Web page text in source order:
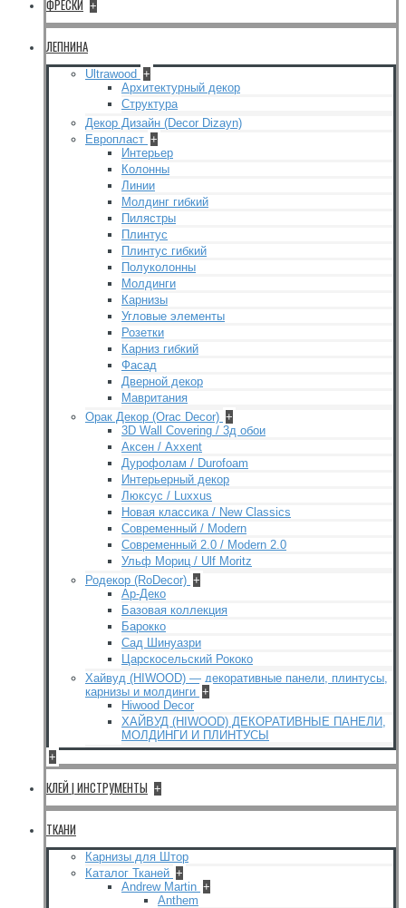
ФРЕСКИ +
ЛЕПНИНА
Ultrawood +
Архитектурный декор
Структура
Декор Дизайн (Decor Dizayn)
Европласт +
Интерьер
Колонны
Линии
Молдинг гибкий
Пилястры
Плинтус
Плинтус гибкий
Полуколонны
Молдинги
Карнизы
Угловые элементы
Розетки
Карниз гибкий
Фасад
Дверной декор
Мавритания
Орак Декор (Orac Decor) +
3D Wall Covering / 3д обои
Аксен / Axxent
Дурофолам / Durofoam
Интерьерный декор
Люксус / Luxxus
Новая классика / New Classics
Современный / Modern
Современный 2.0 / Modern 2.0
Ульф Мориц / Ulf Moritz
Родекор (RoDecor) +
Ар-Деко
Базовая коллекция
Барокко
Сад Шинуазри
Царскосельский Рококо
Хайвуд (HIWOOD) — декоративные панели, плинтусы,
карнизы и молдинги +
Hiwood Decor
ХАЙВУД (HIWOOD) ДЕКОРАТИВНЫЕ ПАНЕЛИ,
МОЛДИНГИ И ПЛИНТУСЫ
+
КЛЕЙ | ИНСТРУМЕНТЫ +
ТКАНИ
Карнизы для Штор
Каталог Тканей +
Andrew Martin +
Anthem